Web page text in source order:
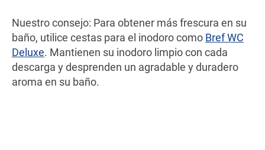
Nuestro consejo: Para obtener más frescura en su
baño, utilice cestas para el inodoro como Bref WC
Deluxe. Mantienen su inodoro limpio con cada
descarga y desprenden un agradable y duradero
aroma en su baño.